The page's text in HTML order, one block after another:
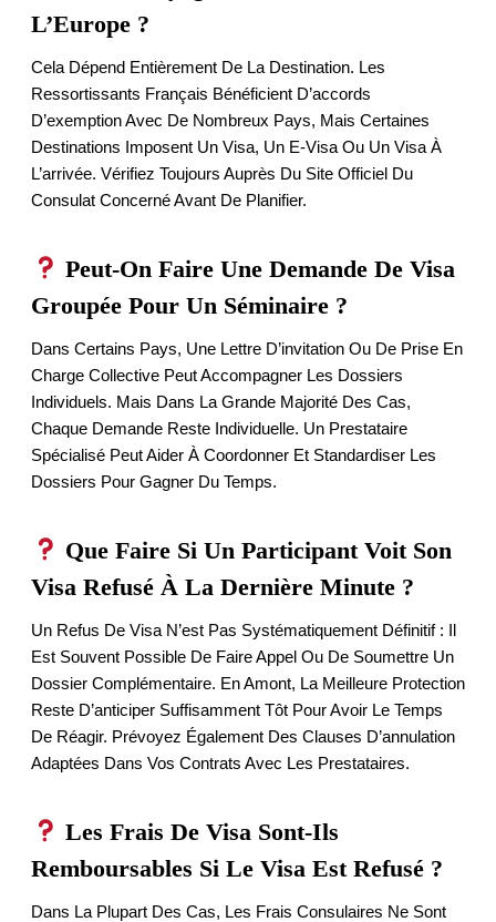
L’Europe ?
Cela Dépend Entièrement De La Destination. Les
Ressortissants Français Bénéficient D’accords
D’exemption Avec De Nombreux Pays, Mais Certaines
Destinations Imposent Un Visa, Un E-Visa Ou Un Visa À
L’arrivée. Vérifiez Toujours Auprès Du Site Officiel Du
Consulat Concerné Avant De Planifier.
Peut-On Faire Une Demande De Visa
Groupée Pour Un Séminaire ?
Dans Certains Pays, Une Lettre D’invitation Ou De Prise En
Charge Collective Peut Accompagner Les Dossiers
Individuels. Mais Dans La Grande Majorité Des Cas,
Chaque Demande Reste Individuelle. Un Prestataire
Spécialisé Peut Aider À Coordonner Et Standardiser Les
Dossiers Pour Gagner Du Temps.
Que Faire Si Un Participant Voit Son
Visa Refusé À La Dernière Minute ?
Un Refus De Visa N’est Pas Systématiquement Définitif : Il
Est Souvent Possible De Faire Appel Ou De Soumettre Un
Dossier Complémentaire. En Amont, La Meilleure Protection
Reste D’anticiper Suffisamment Tôt Pour Avoir Le Temps
De Réagir. Prévoyez Également Des Clauses D’annulation
Adaptées Dans Vos Contrats Avec Les Prestataires.
Les Frais De Visa Sont-Ils
Remboursables Si Le Visa Est Refusé ?
Dans La Plupart Des Cas, Les Frais Consulaires Ne Sont